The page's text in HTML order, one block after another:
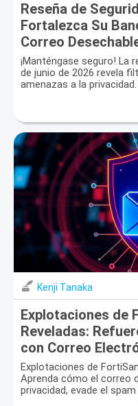
Reseña de
Fortalezca Su
Correo
¡Manténgase seguro! La
de junio de 2026 revela
amenazas a la
Kenji Tanaka
Explotaciones de
Reveladas:
con Correo
Explotaciones de
Aprenda cómo el correo
privacidad, evade el